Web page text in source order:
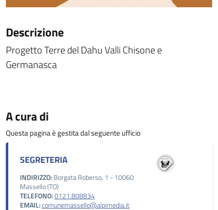
Descrizione
Progetto Terre del Dahu Valli Chisone e
Germanasca
A cura di
Questa pagina è gestita dal seguente ufficio
SEGRETERIA
INDIRIZZO:Borgata Roberso, 1 - 10060
Massello (TO)
TELEFONO:0121.808834
EMAIL:comunemassello@alpimedia.it